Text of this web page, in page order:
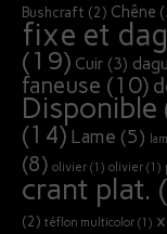
Bushcraft (2) Chêne
fixe et
(19) Cuir (3)
faneuse (10)
Disponible
(14) Lame (5)
(8) olivier (1) olivier (1)
crant plat.
(2) téflon multicolor (1)